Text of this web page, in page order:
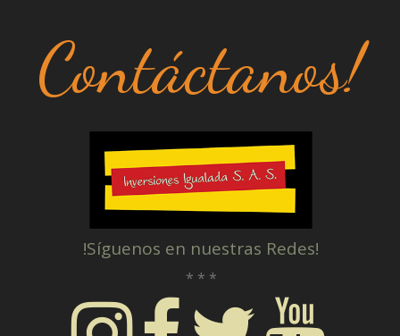
Contáctanos!
!Síguenos en nuestras Redes!
* * *